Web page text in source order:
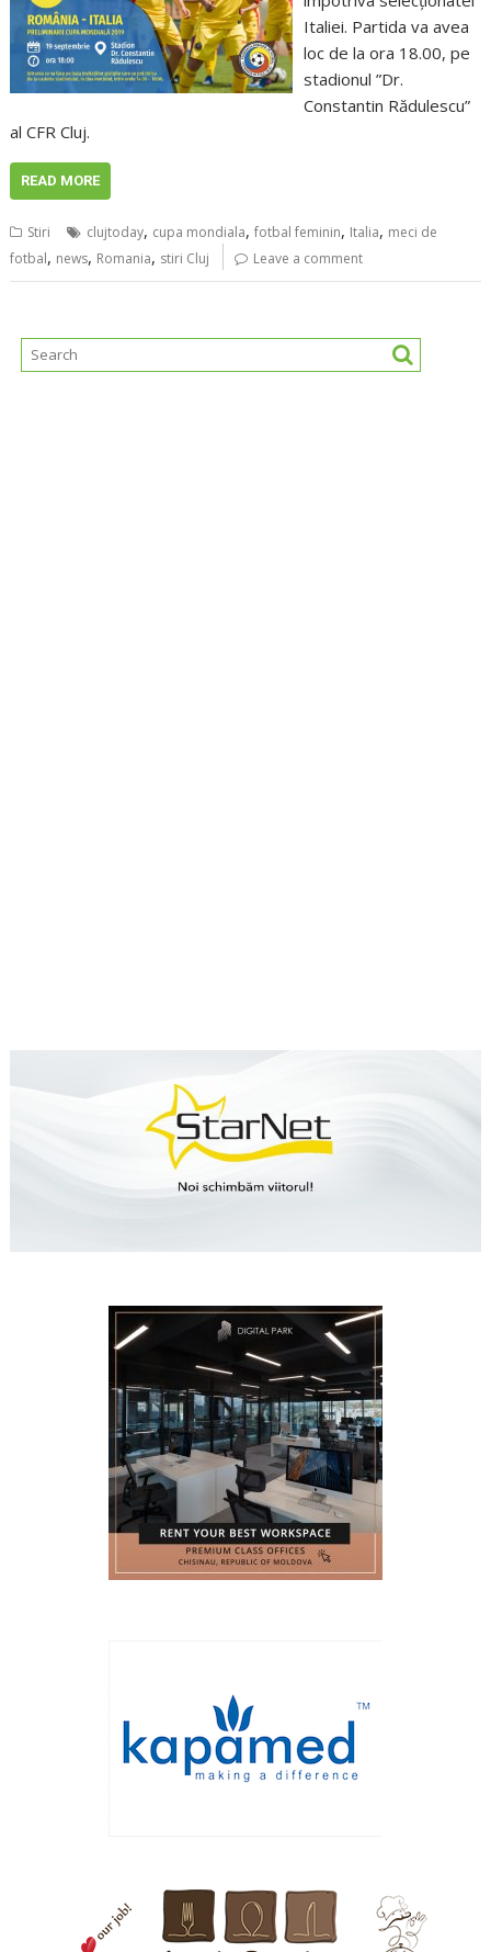
Italiei. Partida va avea
loc de la ora 18.00, pe
stadionul ”Dr.
Constantin Rădulescu”
al CFR Cluj.
READ MORE
Stiri clujtoday, cupa mondiala,fotbal feminin, Italia, meci de
fotbal, news, Romania, stiri Cluj Leave a comment